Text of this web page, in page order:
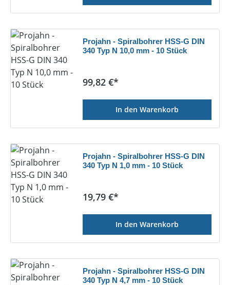
Projahn - Spiralbohrer HSS-G DIN
340 Typ N 10,0 mm - 10 Stück
Regulärer Preis:
99,82 €*
In den Warenkorb
Projahn - Spiralbohrer HSS-G DIN
340 Typ N 1,0 mm - 10 Stück
Regulärer Preis:
19,79 €*
In den Warenkorb
Projahn - Spiralbohrer HSS-G DIN
340 Typ N 4,7 mm - 10 Stück